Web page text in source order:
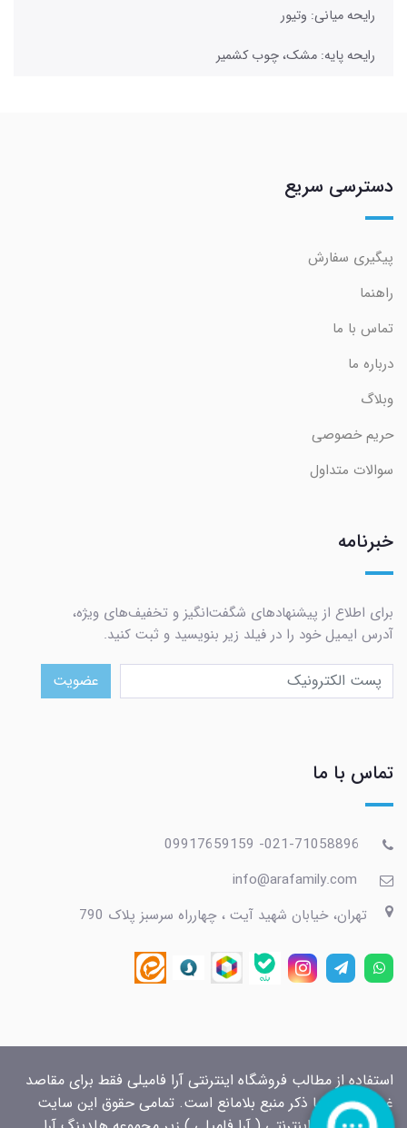
رایحه میانی: وتیور
رایحه پایه: مشک، چوب کشمیر
دسترسی سریع
پیگیری سفارش
راهنما
تماس با ما
درباره ما
وبلاگ
حریم خصوصی
سوالات متداول
خبرنامه
برای اطلاع از پیشنهادهای شگفت‌انگیز و تخفیف‌های ویژه،
آدرس ایمیل خود را در فیلد زیر بنویسید و ثبت کنید.
عضویت
تماس با ما
تهران، خیابان شهید آیت ، چهارراه سرسبز پلاک 790
استفاده از مطالب فروشگاه اینترنتی آرا فامیلی فقط برای مقاصد
غیرتجاری و با ذکر منبع بلامانع است. تمامی حقوق این سایت